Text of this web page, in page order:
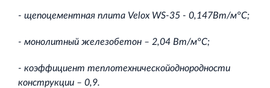
- щепоцементная плита Velox WS-35 - 0,147Вт/м°С;
- монолитный железобетон – 2,04 Вт/м°С;
- коэффициент теплотехническойоднородности
конструкции – 0,9.